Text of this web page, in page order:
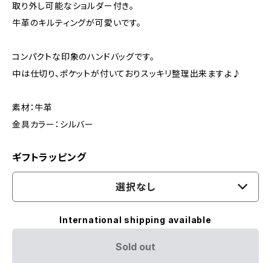
取り外し可能なショルダー付き。
牛革のキルティングが可愛いです。
コンパクトな印象のハンドバッグです。
中は仕切り、ポケットが付いておりスッキリ整理出来ますよ♪
素材：牛革
金具カラー：シルバー
ギフトラッピング
選択なし
International shipping available
Sold out